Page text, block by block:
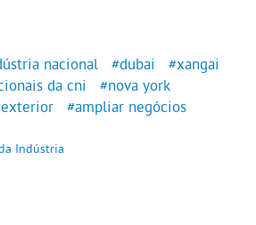
nacional #dubai
#xangai
da cni
#nova york
#ampliar negócios
Indústria